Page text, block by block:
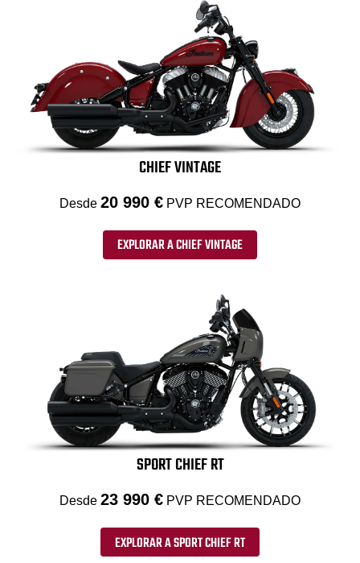
CHIEF VINTAGE
Desde 20 990 € PVP RECOMENDADO
EXPLORAR A CHIEF VINTAGE
SPORT CHIEF RT
Desde 23 990 € PVP RECOMENDADO
EXPLORAR A SPORT CHIEF RT